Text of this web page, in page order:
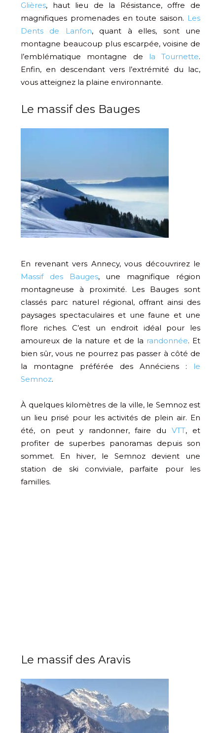
Glières, haut lieu de la Résistance, offre de
magnifiques promenades en toute saison. Les
Dents de Lanfon, quant à elles, sont une
montagne beaucoup plus escarpée, voisine de
l’emblématique montagne de
la Tournette.
Enfin, en descendant vers l’extrémité du lac,
vous atteignez la plaine environnante.
Le massif des Bauges
En revenant vers Annecy, vous découvrirez le
Massif des Bauges, une magnifique région
montagneuse à proximité. Les Bauges sont
classés parc naturel régional, offrant ainsi des
paysages spectaculaires et une faune et une
flore riches. C’est un endroit idéal pour les
amoureux de la nature et de la randonnée. Et
bien sûr, vous ne pourrez pas passer à côté de
la montagne préférée des Annéciens :
le
Semnoz.
À quelques kilomètres de la ville, le Semnoz est
un lieu prisé pour les activités de plein air. En
été, on peut y randonner, faire duVTT, et
profiter de superbes panoramas depuis son
sommet. En hiver, le Semnoz devient une
station de ski conviviale, parfaite pour les
familles.
Le massif des Aravis